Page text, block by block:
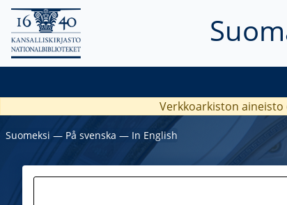
Verkkoarkiston aineisto
Suomeksi ― På svenska ― In English